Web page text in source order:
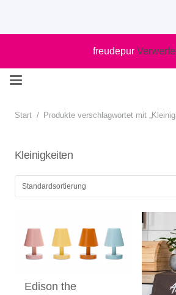
freudepur
Start / Produkte verschlagwortet mit
Kleinigkeiten
Edison the